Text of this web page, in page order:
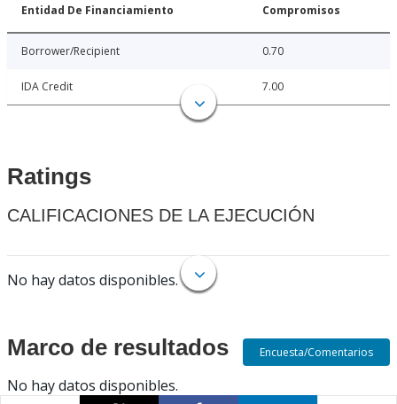
Entidad De Financiamiento Compromisos
Borrower/Recipient 0.70
IDA Credit 7.00
Ratings
CALIFICACIONES DE LA EJECUCIÓN
No hay datos disponibles.
Marco de resultados
No hay datos disponibles.
Encuesta/Comentarios